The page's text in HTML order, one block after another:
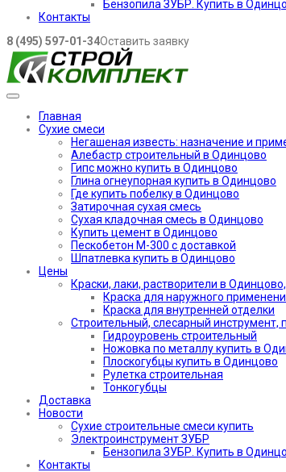
Бензопила ЗУБР. Купить в
Контакты
8 (495) 597-01-34Оставить заявку
Главная
Сухие смеси
Негашеная известь: назначение и
Алебастр строительный в Одинцово
Гипс можно купить в Одинцово
Глина огнеупорная купить в Одинцово
Где купить побелку в Одинцово
Затирочная сухая смесь
Сухая кладочная смесь в Одинцово
Купить цемент в Одинцово
Пескобетон М-300 с доставкой
Шпатлевка купить в Одинцово
Цены
Краски, лаки, растворители в
Краска для наружного
Краска для внутренней отделки
Строительный, слесарный инструмент,
Гидроуровень строительный
Ножовка по металлу купить в
Плоскогубцы купить в Одинцово
Рулетка строительная
Тонкогубцы
Доставка
Новости
Сухие строительные смеси купить
Электроинструмент ЗУБР
Бензопила ЗУБР. Купить в
Контакты